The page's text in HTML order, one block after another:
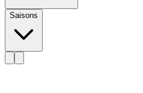
Saisons